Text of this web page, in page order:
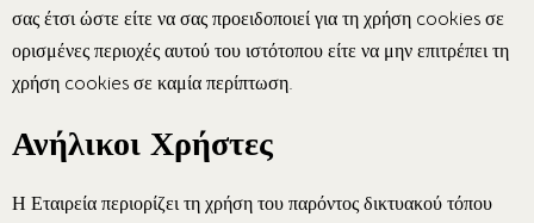
σας έτσι ώστε είτε να σας προειδοποιεί για τη χρήση cookies σε
ορισμένες περιοχές αυτού του ιστότοπου είτε να μην επιτρέπει τη
χρήση cookies σε καμία περίπτωση.
Ανήλικοι Χρήστες
Η Εταιρεία περιορίζει τη χρήση του παρόντος δικτυακού τόπου